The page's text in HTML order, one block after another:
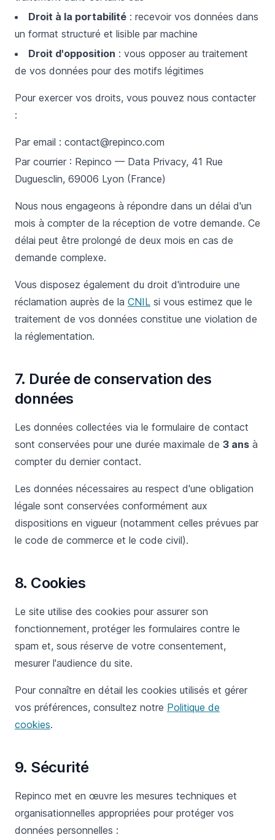
Droit à la portabilité : recevoir vos données dans
un format structuré et lisible par machine
Droit d'opposition : vous opposer au traitement
de vos données pour des motifs légitimes
Pour exercer vos droits, vous pouvez nous contacter
:
Par email : contact@repinco.com
Par courrier : Repinco — Data Privacy, 41 Rue
Duguesclin, 69006 Lyon (France)
Nous nous engageons à répondre dans un délai d'un
mois à compter de la réception de votre demande. Ce
délai peut être prolongé de deux mois en cas de
demande complexe.
Vous disposez également du droit d'introduire une
réclamation auprès de la CNIL si vous estimez que le
traitement de vos données constitue une violation de
la réglementation.
7. Durée de conservation des
données
Les données collectées via le formulaire de contact
sont conservées pour une durée maximale de 3 ans à
compter du dernier contact.
Les données nécessaires au respect d'une obligation
légale sont conservées conformément aux
dispositions en vigueur (notamment celles prévues par
le code de commerce et le code civil).
8. Cookies
Le site utilise des cookies pour assurer son
fonctionnement, protéger les formulaires contre le
spam et, sous réserve de votre consentement,
mesurer l'audience du site.
Pour connaître en détail les cookies utilisés et gérer
vos préférences, consultez notre Politique de
cookies.
9. Sécurité
Repinco met en œuvre les mesures techniques et
organisationnelles appropriées pour protéger vos
données personnelles :